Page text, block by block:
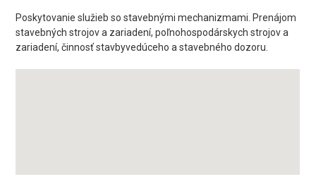
Poskytovanie služieb so stavebnými mechanizmami. Prenájom
stavebných strojov a zariadení, poľnohospodárskych strojov a
zariadení, činnosť stavbyvedúceho a stavebného dozoru.